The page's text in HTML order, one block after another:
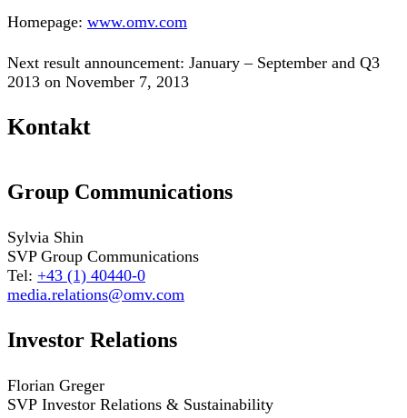
Homepage: www.omv.com
Next result announcement: January – September and Q3
2013 on November 7, 2013
Kontakt
Group Communications
Sylvia Shin
SVP Group Communications
Tel: +43 (1) 40440-0
media.relations@omv.com
Investor Relations
Florian Greger
SVP Investor Relations & Sustainability